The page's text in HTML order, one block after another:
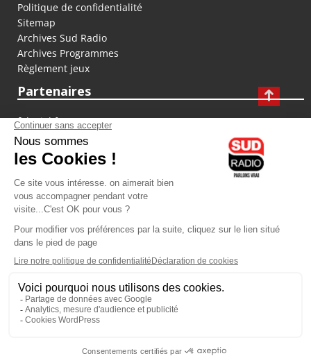
Politique de confidentialité
Sitemap
Archives Sud Radio
Archives Programmes
Règlement jeux
Partenaires
fiducial.fr
lyoncapitale.fr
olympique-et-lyonnais.com
L'application Iphone / Android
Téléchargez l'application
Les cookies
Gestion des cookies
Crédit photos : ©Sud Radio / Pierre Olivier